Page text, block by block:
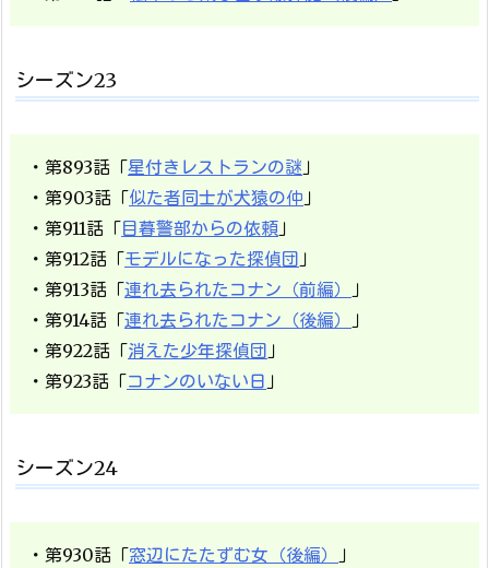
シーズン23
・第893話「星付きレストランの謎」
・第903話「似た者同士が犬猿の仲」
・第911話「目暮警部からの依頼」
・第912話「モデルになった探偵団」
・第913話「連れ去られたコナン（前編） 」
・第914話「連れ去られたコナン（後編） 」
・第922話「消えた少年探偵団」
・第923話「コナンのいない日」
シーズン24
・第930話「窓辺にたたずむ女（後編） 」